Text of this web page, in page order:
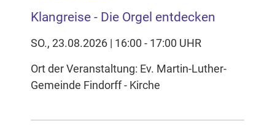
Klangreise - Die Orgel entdecken
SO., 23.08.2026 | 16:00 - 17:00 UHR
Ort der Veranstaltung: Ev. Martin-Luther-
Gemeinde Findorff - Kirche